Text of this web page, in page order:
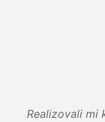
Realizovali mi